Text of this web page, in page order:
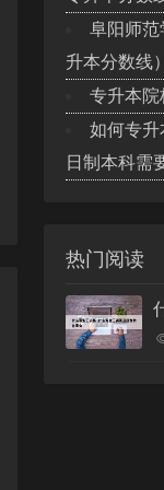
阜阳师范
升本分数线）
专升本院
如何专升
日制本科需
热门阅读